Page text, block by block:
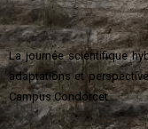
La journée scientifique
adaptations et
Campus Condorcet.